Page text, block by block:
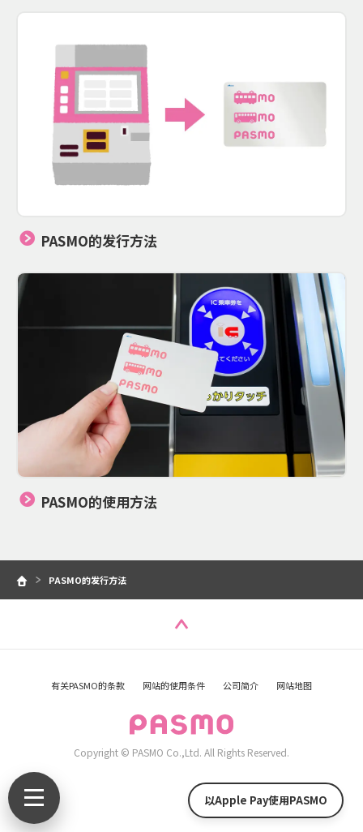
以Apple Pay使用PASMO
PASMO的发行方法
PASMO的使用方法
PASMO的发行方法
有关PASMO的条款 网站的使用条件 公司简介 网站地图
Copyright © PASMO Co.,Ltd. All Rights Reserved.